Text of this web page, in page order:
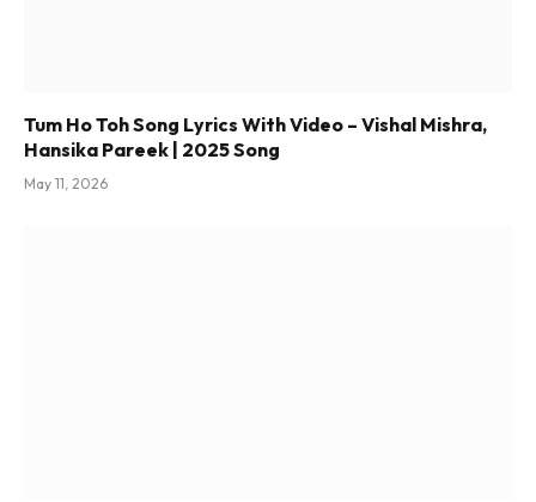
Tum Ho Toh Song Lyrics With Video – Vishal Mishra,
Hansika Pareek | 2025 Song
May 11, 2026